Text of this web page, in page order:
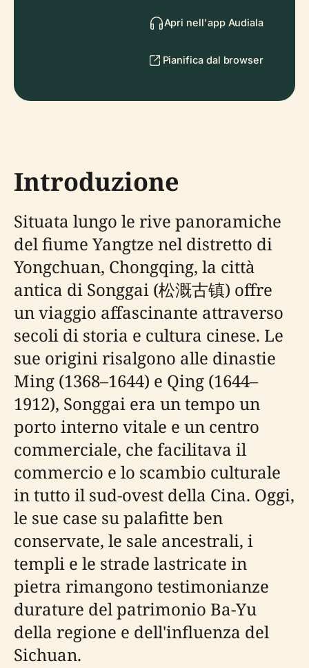
Apri nell'app Audiala
Pianifica dal browser
Introduzione
Situata lungo le rive panoramiche
del fiume Yangtze nel distretto di
Yongchuan, Chongqing, la città
antica di Songgai (松溉古镇) offre
un viaggio affascinante attraverso
secoli di storia e cultura cinese. Le
sue origini risalgono alle dinastie
Ming (1368–1644) e Qing (1644–
1912), Songgai era un tempo un
porto interno vitale e un centro
commerciale, che facilitava il
commercio e lo scambio culturale
in tutto il sud-ovest della Cina. Oggi,
le sue case su palafitte ben
conservate, le sale ancestrali, i
templi e le strade lastricate in
pietra rimangono testimonianze
durature del patrimonio Ba-Yu
della regione e dell'influenza del
Sichuan.